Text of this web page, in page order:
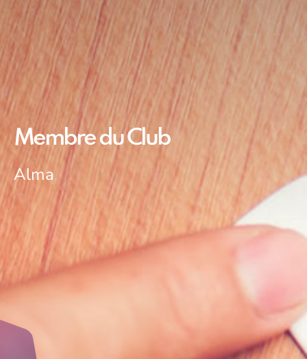
Membre du Club
Alma